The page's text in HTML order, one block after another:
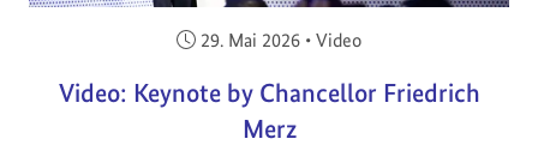
Veröffentlicht am:
29. Mai 2026 • Video
Video: Keynote by Chancellor Friedrich
Merz